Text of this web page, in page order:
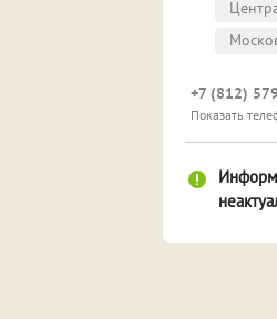
+7 (812)
Показать